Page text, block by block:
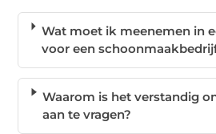
Wat moet ik meenemen in
voor een
Waarom is het verstandig
aan te vragen?